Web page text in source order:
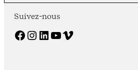
Suivez-nous
Facebook Instagram LinkedIn YouTube Vimeo